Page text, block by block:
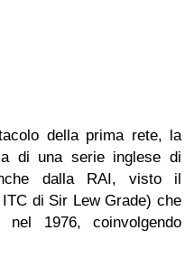
della prima rete, la
di una serie inglese di
dalla RAI, visto il
di Sir Lew Grade) che
1976, coinvolgendo